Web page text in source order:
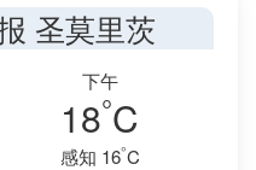
圣莫里茨
下午
18°C
感知 16°C